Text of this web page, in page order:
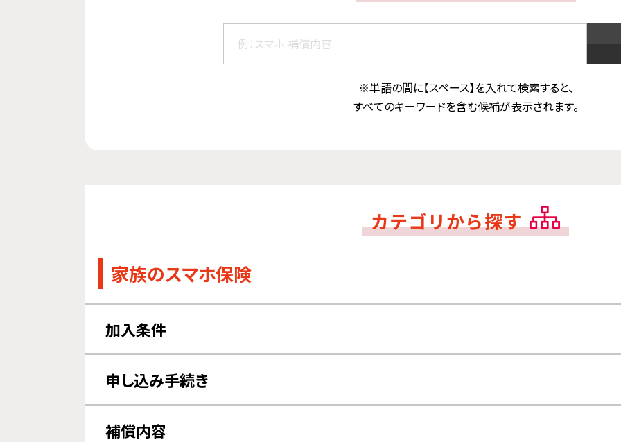
※単語の間に【スペース】を入れて検索すると、
すべてのキーワードを含む候補が表示されます。
カテゴリから探す
家族のスマホ保険
加入条件
対象機器について
申し込み手続き
必要事項
補償内容